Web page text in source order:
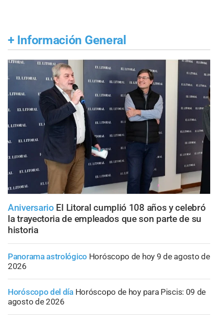
+ Información General
Aniversario El Litoral cumplió 108 años y celebró
la trayectoria de empleados que son parte de su
historia
Panorama astrológico Horóscopo de hoy 9 de agosto de
2026
Horóscopo del día Horóscopo de hoy para Piscis: 09 de
agosto de 2026